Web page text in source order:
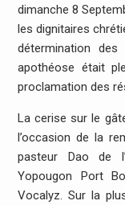
dimanche 8
les dignitaires
détermination
apothéose était
proclamation des
La cerise sur le
l’occasion de la
pasteur Dao de
Yopougon Port
Vocalyz. Sur la